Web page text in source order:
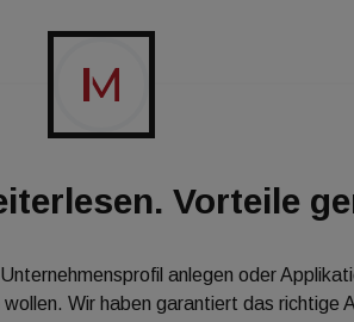
zu den Angebotspreisen für
die Preise für Neubauhäuser im Umland
Vorteile
anlegen oder
Wir haben garantiert das richtige